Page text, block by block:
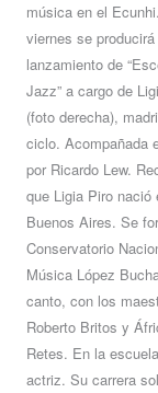
música en el
viernes se
lanzamiento de
Jazz” a cargo de
(foto derecha),
ciclo. Acompañada
por Ricardo Lew.
que Ligia Piro nació
Buenos Aires. Se
Conservatorio
Música López
canto, con los
Roberto Britos y
Retes. En la
actriz. Su carrera